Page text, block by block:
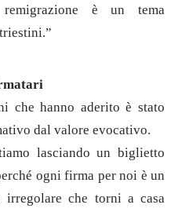
è un tema
che hanno aderito è stato
dal valore evocativo.
lasciando un biglietto
ogni firma per noi è un
che torni a casa